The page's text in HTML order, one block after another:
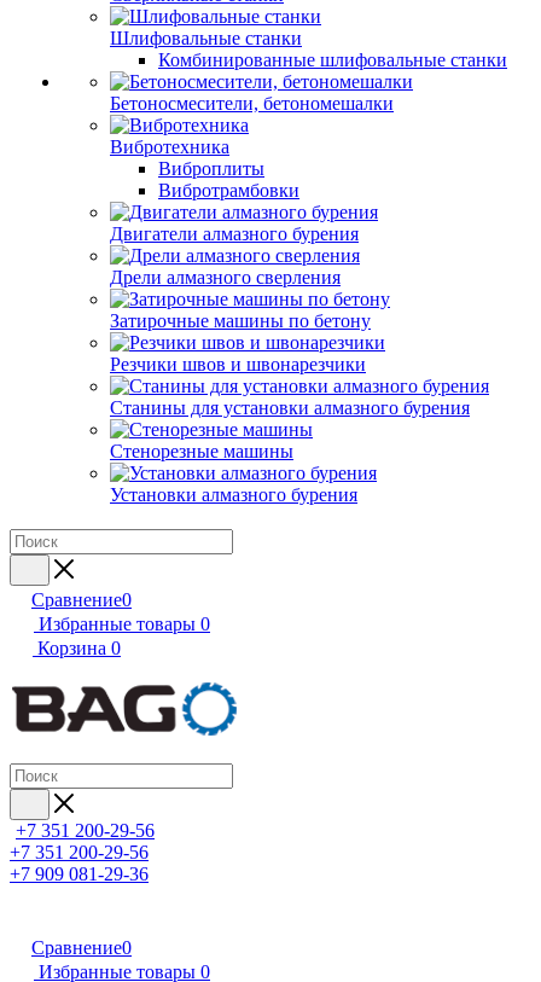
Шлифовальные станки
Комбинированные шлифовальные станки
Бетоносмесители, бетономешалки
Вибротехника
Виброплиты
Вибротрамбовки
Двигатели алмазного бурения
Дрели алмазного сверления
Затирочные машины по бетону
Резчики швов и швонарезчики
Станины для установки алмазного бурения
Стенорезные машины
Установки алмазного бурения
Сравнение0
Избранные товары 0
Корзина 0
+7 351 200-29-56
+7 351 200-29-56
+7 909 081-29-36
Сравнение0
Избранные товары 0